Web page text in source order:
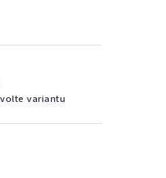
variantu